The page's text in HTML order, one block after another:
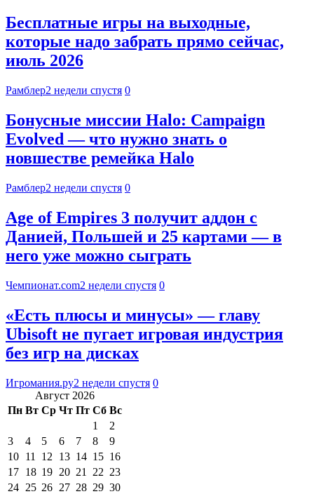
Бесплатные игры на выходные,
которые надо забрать прямо сейчас,
июль 2026
Рамблер2 недели спустя 0
Бонусные миссии Halo: Campaign
Evolved — что нужно знать о
новшестве ремейка Halo
Рамблер2 недели спустя 0
Age of Empires 3 получит аддон с
Данией, Польшей и 25 картами — в
него уже можно сыграть
Чемпионат.com2 недели спустя 0
«Есть плюсы и минусы» — главу
Ubisoft не пугает игровая индустрия
без игр на дисках
Игромания.ру2 недели спустя 0
Август 2026
Пн Вт Ср Чт Пт Сб Вс
1
2
3
4 5 6 7 8
9
10 11 12 13 14 15 16
17 18 19 20 21 22 23
24 25 26 27 28 29 30